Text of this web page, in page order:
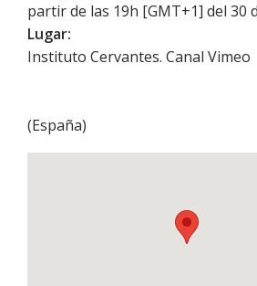
partir de las 19h [GMT+1] del 30
Lugar:
Instituto Cervantes. Canal Vimeo
(España)